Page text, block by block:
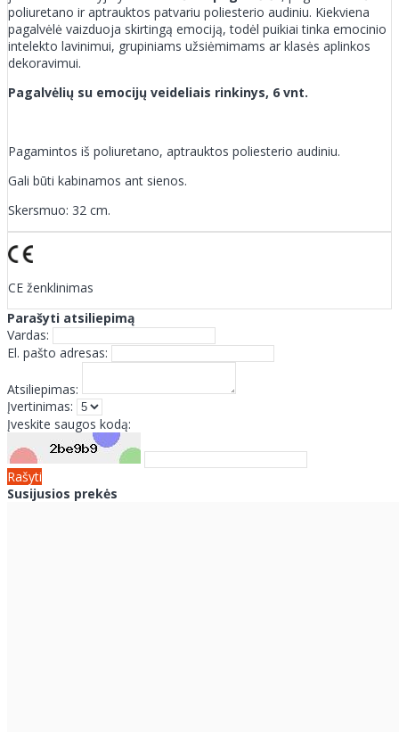
poliuretano ir aptrauktos patvariu poliesterio audiniu. Kiekviena
pagalvėlė vaizduoja skirtingą emociją, todėl puikiai tinka emocinio
intelekto lavinimui, grupiniams užsiėmimams ar klasės aplinkos
dekoravimui.
Pagalvėlių su emocijų veideliais rinkinys, 6 vnt.
Pagamintos iš poliuretano, aptrauktos poliesterio audiniu.
Gali būti kabinamos ant sienos.
Skersmuo: 32 cm.
CE ženklinimas
Parašyti atsiliepimą
Vardas:
El. pašto adresas:
Atsiliepimas:
Įvertinimas:
Įveskite saugos kodą:
Rašyti
Susijusios prekės